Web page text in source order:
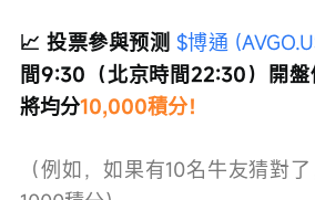
📈 投票參與预测 $博通
間9:30（北京時間22:30）開
將均分10,000積分！
（例如，如果有10名牛友猜對